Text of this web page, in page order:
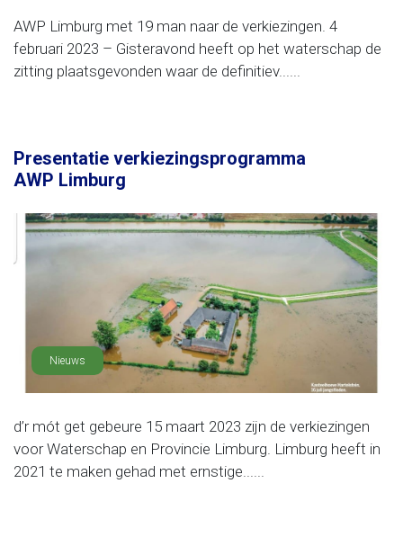
AWP Limburg met 19 man naar de verkiezingen. 4
februari 2023 – Gisteravond heeft op het waterschap de
zitting plaatsgevonden waar de definitiev......
Presentatie verkiezingsprogramma
AWP Limburg
Nieuws
d’r mót get gebeure 15 maart 2023 zijn de verkiezingen
voor Waterschap en Provincie Limburg. Limburg heeft in
2021 te maken gehad met ernstige......